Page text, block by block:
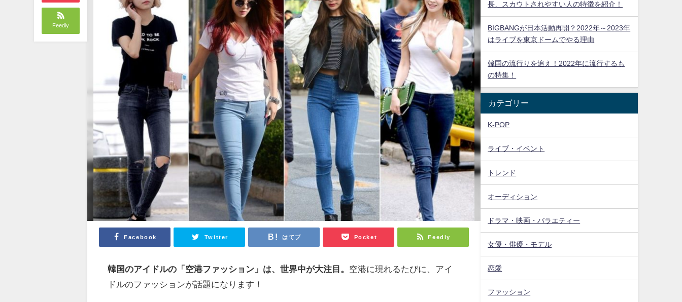
Feedly
Facebook Twitter はてブ Pocket Feedly
韓国のアイドルの「空港ファッション」は、世界中が大注目。 空港に現れるたびに、アイ
ドルのファッションが話題になります！
長、スカウトされやすい人の特徴を紹介！
BIGBANGが日本活動再開？2022年～2023年
はライブを東京ドームでやる理由
韓国の流行りを追え！2022年に流行するも
の特集！
カテゴリー
K-POP
ライブ・イベント
トレンド
オーディション
ドラマ・映画・バラエティー
女優・俳優・モデル
恋愛
ファッション